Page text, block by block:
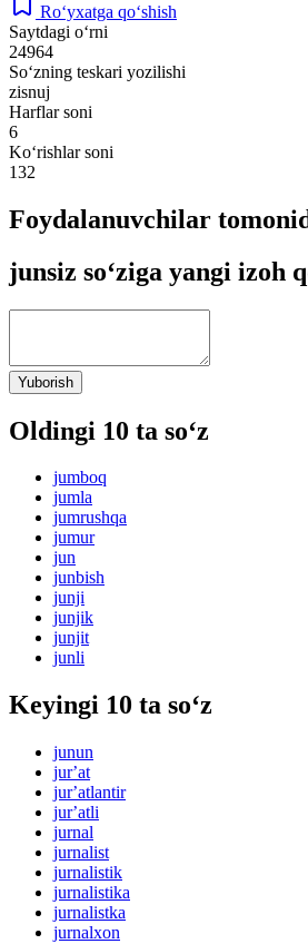
Ro‘yxatga qo‘shish
Saytdagi o‘rni
24964
So‘zning teskari yozilishi
zisnuj
Harflar soni
6
Ko‘rishlar soni
132
Foydalanuvchilar
junsiz so‘ziga yangi izoh
Yuborish
Oldingi 10 ta so‘z
jumboq
jumla
jumrushqa
jumur
jun
junbish
junji
junjik
junjit
junli
Keyingi 10 ta so‘z
junun
jurʼat
jurʼatlantir
jurʼatli
jurnal
jurnalist
jurnalistik
jurnalistika
jurnalistka
jurnalxon